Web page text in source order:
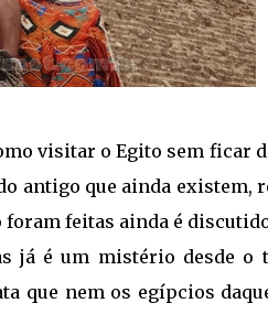
visitar o Egito sem ficar
antigo que ainda existem,
feitas ainda é
já é um mistério desde o
que nem os egípcios